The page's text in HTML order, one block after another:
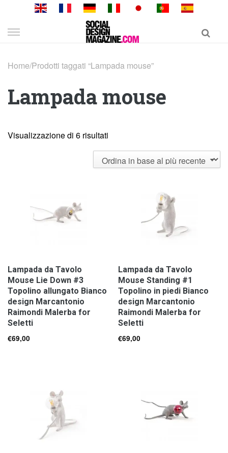
Skip
Home/Prodotti taggati “Lampada mouse”
Lampada mouse
Visualizzazione di 6 risultati
Lampada da Tavolo
Mouse Lie Down #3
Topolino allungato Bianco
design Marcantonio
Raimondi Malerba for
Seletti
€69,00
Lampada da Tavolo
Mouse Standing #1
Topolino in piedi Bianco
design Marcantonio
Raimondi Malerba for
Seletti
€69,00